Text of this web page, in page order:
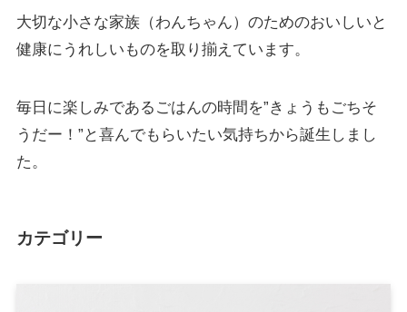
大切な小さな家族（わんちゃん）のためのおいしいと
健康にうれしいものを取り揃えています。
毎日に楽しみであるごはんの時間を”きょうもごちそ
うだー！”と喜んでもらいたい気持ちから誕生しまし
た。
カテゴリー